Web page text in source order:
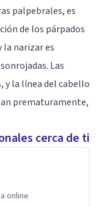
palpebrales, es
de los párpados
la narizar es
Las
y la línea del cabello
prematuramente,
cerca de ti
online